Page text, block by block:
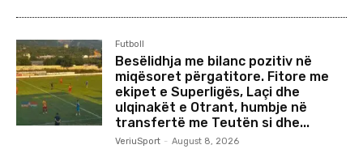
Futboll
Besëlidhja me bilanc pozitiv në
miqësoret përgatitore. Fitore me
ekipet e Superligës, Laçi dhe
ulqinakët e Otrant, humbje në
transfertë me Teutën si dhe...
VeriuSport - August 8, 2026